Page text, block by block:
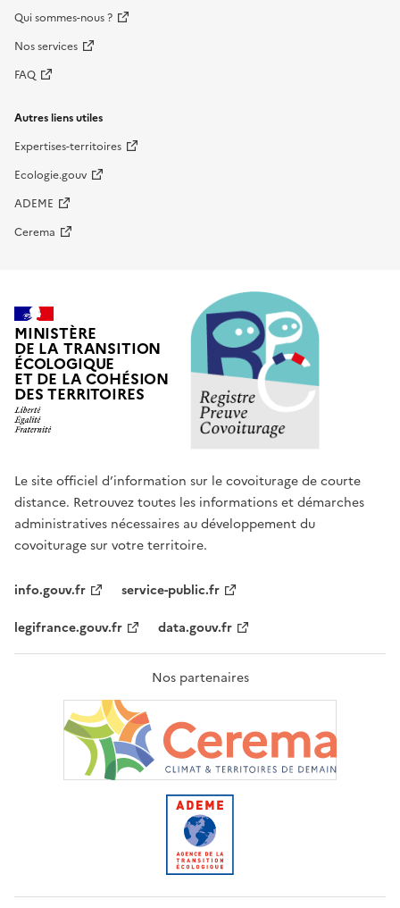
Qui sommes-nous ?
Nos services
FAQ
Autres liens utiles
Expertises-territoires
Ecologie.gouv
ADEME
Cerema
MINISTÈRE
DE LA TRANSITION
ÉCOLOGIQUE
ET DE LA COHÉSION
DES TERRITOIRES
Le site officiel d’information sur le covoiturage de courte
distance. Retrouvez toutes les informations et démarches
administratives nécessaires au développement du
covoiturage sur votre territoire.
info.gouv.fr
service-public.fr
legifrance.gouv.fr
data.gouv.fr
Nos partenaires